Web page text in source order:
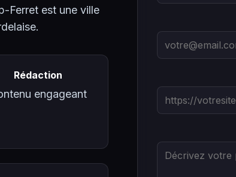
Ferret est une ville
Rédaction
engageant